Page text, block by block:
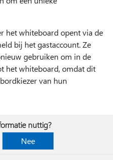
het whiteboard opent via de
bij het gastaccount. Ze
gebruiken om in de
het whiteboard, omdat dit
van hun
nuttig?
Nee